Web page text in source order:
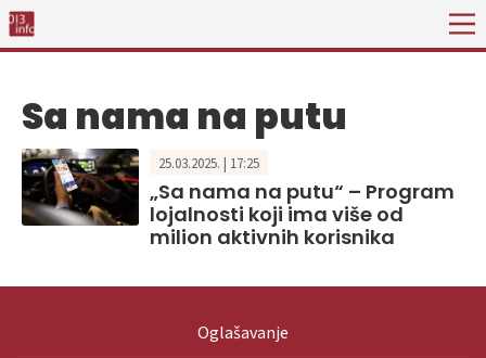
Sa nama na putu
25.03.2025. | 17:25
„Sa nama na putu“ – Program
lojalnosti koji ima više od
milion aktivnih korisnika
Oglašavanje